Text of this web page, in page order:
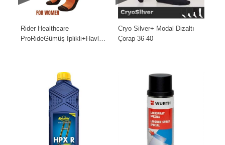
Rider Healthcare
ProRideGümüş İplikli+Havlu
Cryo Silver+ Modal Dizaltı
Çorap 36-40